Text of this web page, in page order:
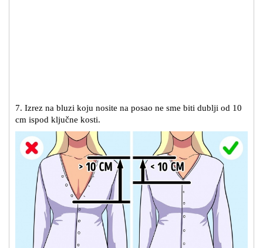
7. Izrez na bluzi koju nosite na posao ne sme biti dublji od 10
cm ispod ključne kosti.